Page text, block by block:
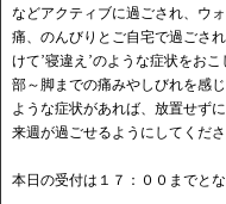
などアクティブに過ごされ、ウ
痛、のんびりとご自宅で過ごさ
けて’寝違え’のような症状をお
部～脚までの痛みやしびれを感
ような症状があれば、放置せず
来週が過ごせるようにしてくださ
本日の受付は１７：００までとな